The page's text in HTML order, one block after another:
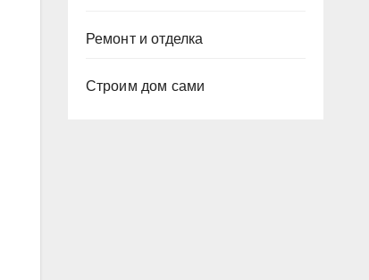
Ремонт и отделка
Строим дом сами